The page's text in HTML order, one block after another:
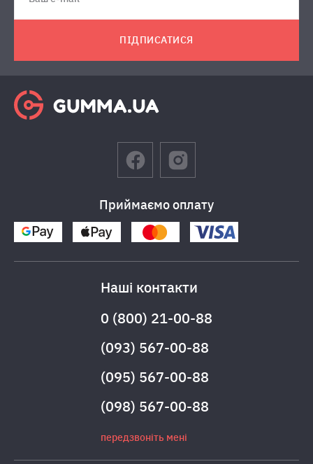
ПІДПИСАТИСЯ
Приймаємо оплату
Наші контакти
0 (800) 21-00-88
(093) 567-00-88
(095) 567-00-88
(098) 567-00-88
передзвоніть мені